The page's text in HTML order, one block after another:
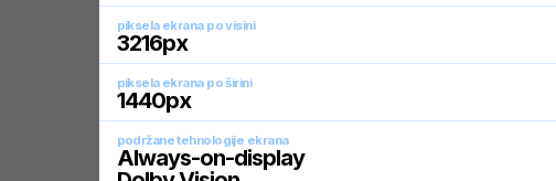
piksela ekrana po visini
3216px
piksela ekrana po širini
1440px
podržane tehnologije ekrana
Always-on-display